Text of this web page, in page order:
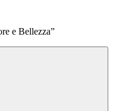
e Bellezza”